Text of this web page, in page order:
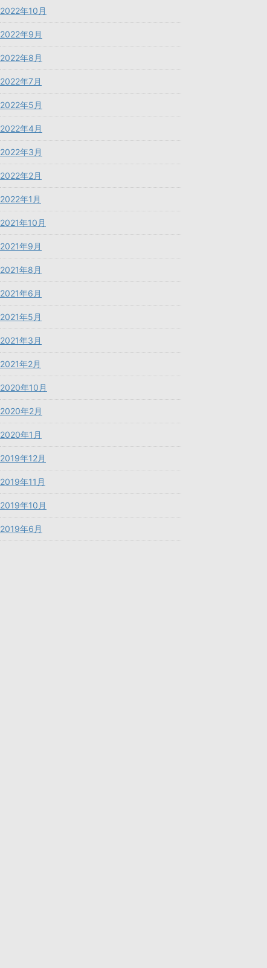
2022年10月
2022年9月
2022年8月
2022年7月
2022年5月
2022年4月
2022年3月
2022年2月
2022年1月
2021年10月
2021年9月
2021年8月
2021年6月
2021年5月
2021年3月
2021年2月
2020年10月
2020年2月
2020年1月
2019年12月
2019年11月
2019年10月
2019年6月